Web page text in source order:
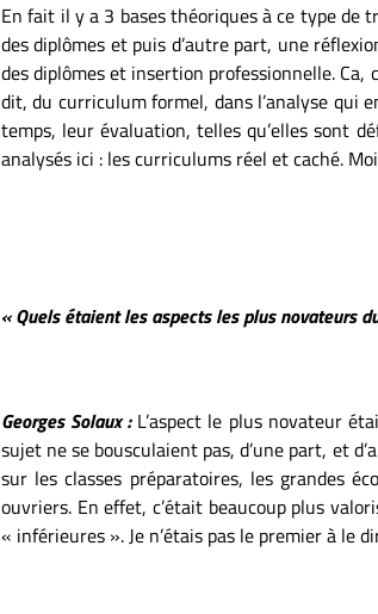
En fait il y a 3 bases théoriques à ce type de
des diplômes et puis d’autre part, une
des diplômes et insertion professionnelle.
dit, du curriculum formel, dans l’analyse qui
temps, leur évaluation, telles qu’elles sont
analysés ici : les curriculums réel et caché.
« Quels étaient les aspects les plus novateurs
Georges Solaux : L’aspect le plus novateur
sujet ne se bousculaient pas, d’une part, et
sur les classes préparatoires, les grandes
ouvriers. En effet, c’était beaucoup plus
« inférieures ». Je n’étais pas le premier à le